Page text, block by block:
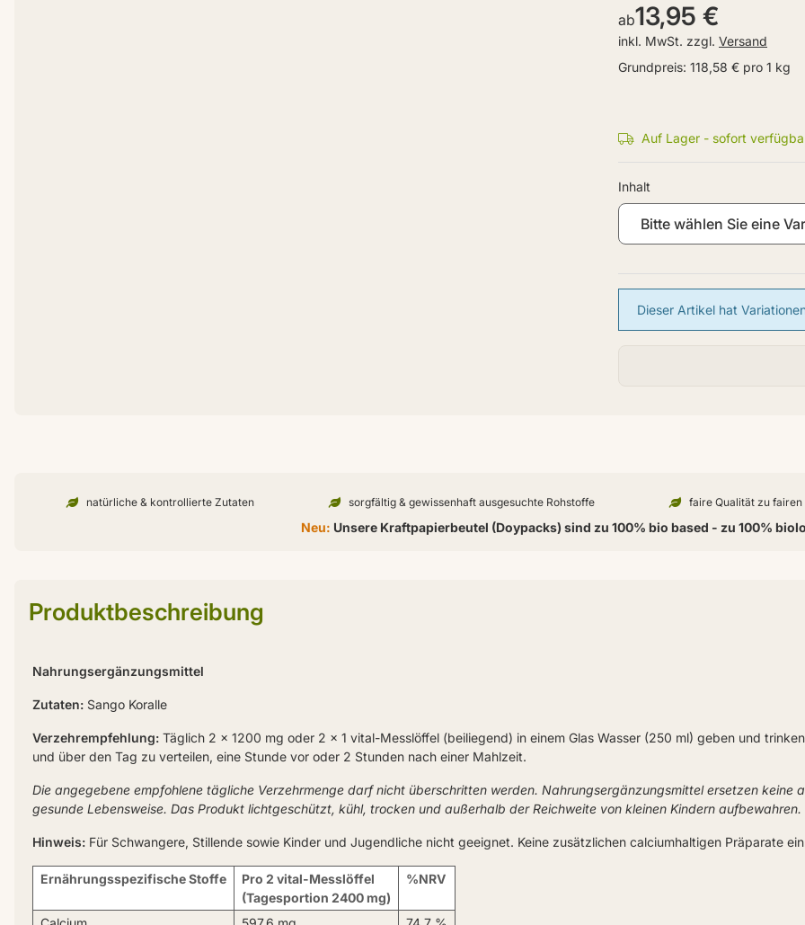
Inhalt
Bitte wählen Sie eine
ab13,95 €
inkl. MwSt. zzgl. Versand
Grundpreis: 118,58 € pro 1 kg
x
Dieser Artikel hat
Auf Lager - sofort
natürliche & kontrollierte Zutaten sorgfältig & gewissenhaft ausgesuchte Rohstoffe faire Qualität zu fairen
Neu: Unsere Kraftpapierbeutel (Doypacks) sind zu 100% bio based - zu 100%
Produktbeschreibung
Nahrungsergänzungsmittel
Zutaten: Sango Koralle
Verzehrempfehlung: Täglich 2 x 1200 mg oder 2 x 1 vital-Messlöffel (beiliegend) in einem Glas Wasser (250 ml) geben und
und über den Tag zu verteilen, eine Stunde vor oder 2 Stunden nach einer Mahlzeit.
Die angegebene empfohlene tägliche Verzehrmenge darf nicht überschritten werden. Nahrungsergänzungsmittel ersetzen keine
gesunde Lebensweise. Das Produkt lichtgeschützt, kühl, trocken und außerhalb der Reichweite von kleinen Kindern aufbewahren.
Hinweis: Für Schwangere, Stillende sowie Kinder und Jugendliche nicht geeignet. Keine zusätzlichen calciumhaltigen Präparate
Ernährungsspezifische Stoffe
Pro 2 vital-Messlöffel
(Tagesportion 2400 mg)
%NRV